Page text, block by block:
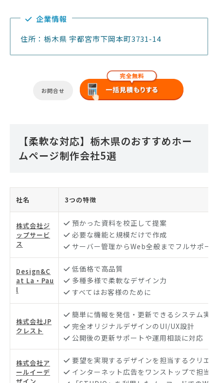
企業情報
住所：栃木県 宇都宮市下岡本町3731-14
お問合せ
【柔軟な対応】栃木県のおすすめホー
ムページ制作会社5選
社名 3つの特徴
株式会社ジ
ップサービ
ス
預かった資料を校正して提案
必要な機能と規模だけで作成
サーバー管理からWeb全般までフルサポー
Design&C
at La・Pau
l
低価格で高品質
多種多様で柔軟なデザイン力
すべてはお客様のために
株式会社JP
クレスト
簡単に情報を発信・更新できるシステム実装
完全オリジナルデザインのUI/UX設計
公開後の更新サポートや運用相談に対応
株式会社ア
ールイーデ
要望を実現するデザインを担当するクリエ
インターネット広告をワンストップで担当